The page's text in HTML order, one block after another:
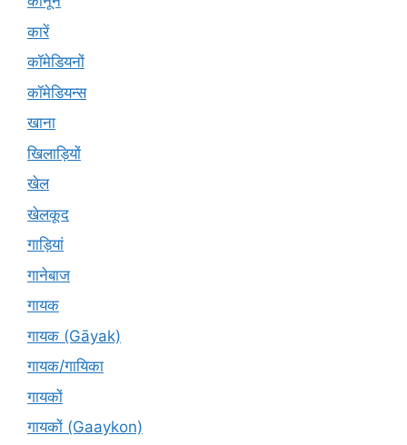
कारें
कॉमेडियनों
कॉमेडियन्स
खाना
खिलाड़ियों
खेल
खेलकूद
गाड़ियां
गानेबाज
गायक
गायक (Gāyak)
गायक/गायिका
गायकों
गायकों (Gaaykon)